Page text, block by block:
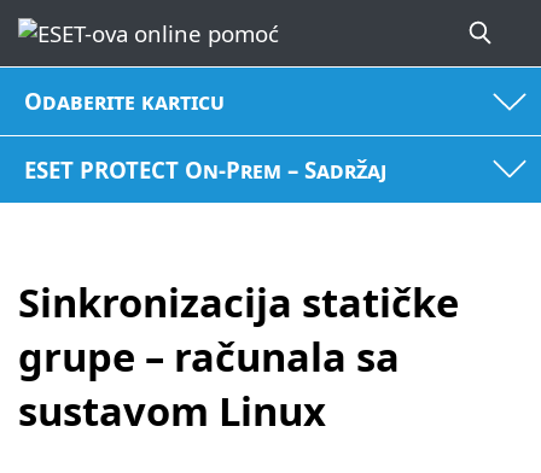
Odaberite karticu
ESET PROTECT On-Prem – Sadržaj
Sinkronizacija statičke
grupe – računala sa
sustavom Linux